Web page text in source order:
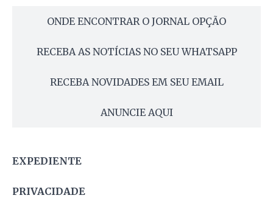
ONDE ENCONTRAR O JORNAL OPÇÃO
RECEBA AS NOTÍCIAS NO SEU WHATSAPP
RECEBA NOVIDADES EM SEU EMAIL
ANUNCIE AQUI
EXPEDIENTE
PRIVACIDADE